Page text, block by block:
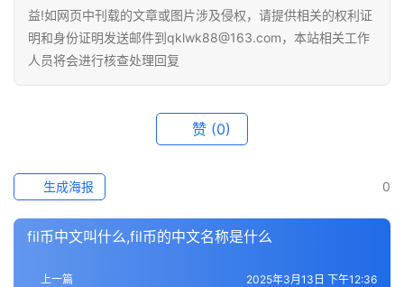
益!如网页中刊载的文章或图片涉及侵权，请提供相关的权利证
明和身份证明发送邮件到qklwk88@163.com，本站相关工作
人员将会进行核查处理回复
赞 (0)
0
生成海报
fil币中文叫什么,fil币的中文名称是什么
上一篇 2025年3月13日 下午12:36